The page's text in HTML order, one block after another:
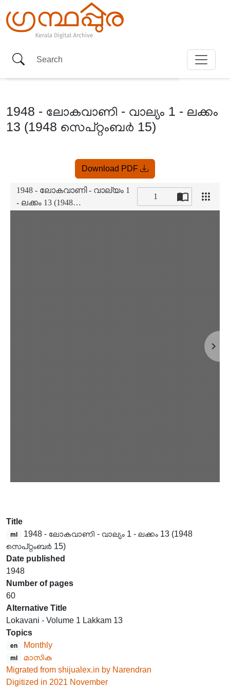
1948 - ലോകവാണി - വാല്യം 1 - ലക്കം
13 (1948 സെപ്റ്റംബർ 15)
Download PDF
Title
ml
1948 - ലോകവാണി - വാല്യം 1 - ലക്കം 13 (1948
സെപ്റ്റംബർ 15)
Date published
1948
Number of pages
60
Alternative Title
Lokavani - Volume 1 Lakkam 13
Topics
en Monthly
ml
മാസിക
Migrated from shijualex.in by Narendran
Digitized in 2021 November